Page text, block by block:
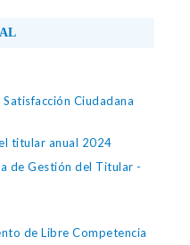
Ciudadana
titular anual 2024
de Gestión del Titular -
de Libre Competencia